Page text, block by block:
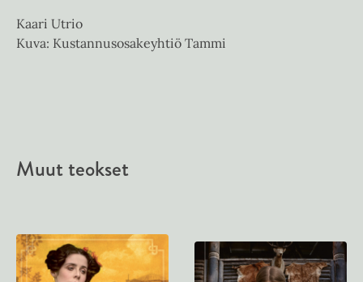
Kaari Utrio
Kuva: Kustannusosakeyhtiö Tammi
Muut teokset